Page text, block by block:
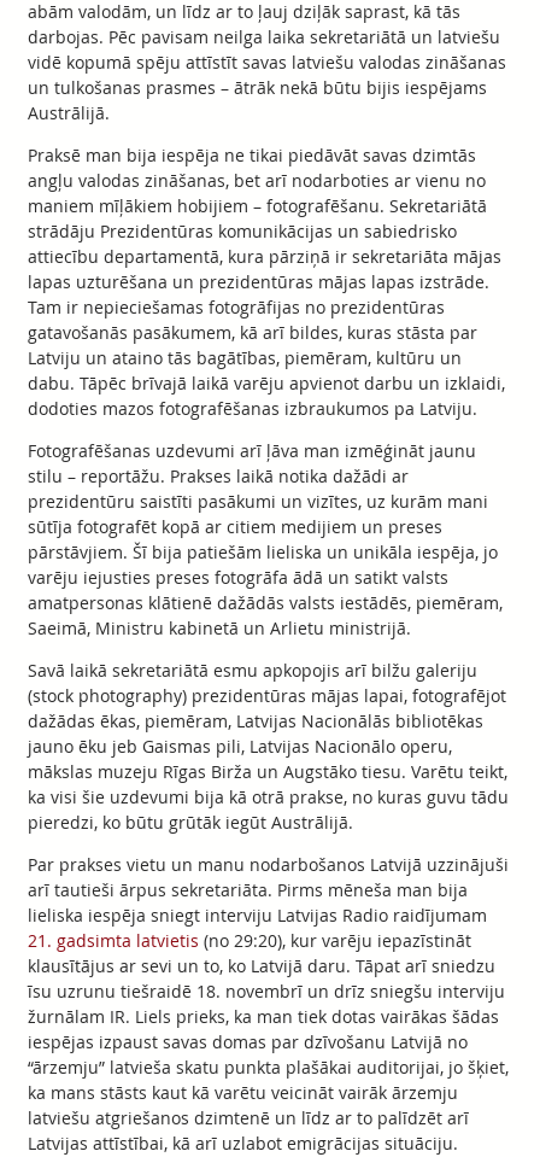
abām valodām, un līdz ar to ļauj dziļāk saprast, kā tās
darbojas. Pēc pavisam neilga laika sekretariātā un latviešu
vidē kopumā spēju attīstīt savas latviešu valodas zināšanas
un tulkošanas prasmes – ātrāk nekā būtu bijis iespējams
Austrālijā.
Praksē man bija iespēja ne tikai piedāvāt savas dzimtās
angļu valodas zināšanas, bet arī nodarboties ar vienu no
maniem mīļākiem hobijiem – fotografēšanu. Sekretariātā
strādāju Prezidentūras komunikācijas un sabiedrisko
attiecību departamentā, kura pārziņā ir sekretariāta mājas
lapas uzturēšana un prezidentūras mājas lapas izstrāde.
Tam ir nepieciešamas fotogrāfijas no prezidentūras
gatavošanās pasākumem, kā arī bildes, kuras stāsta par
Latviju un ataino tās bagātības, piemēram, kultūru un
dabu. Tāpēc brīvajā laikā varēju apvienot darbu un izklaidi,
dodoties mazos fotografēšanas izbraukumos pa Latviju.
Fotografēšanas uzdevumi arī ļāva man izmēģināt jaunu
stilu – reportāžu. Prakses laikā notika dažādi ar
prezidentūru saistīti pasākumi un vizītes, uz kurām mani
sūtīja fotografēt kopā ar citiem medijiem un preses
pārstāvjiem. Šī bija patiešām lieliska un unikāla iespēja, jo
varēju iejusties preses fotogrāfa ādā un satikt valsts
amatpersonas klātienē dažādās valsts iestādēs, piemēram,
Saeimā, Ministru kabinetā un Arlietu ministrijā.
Savā laikā sekretariātā esmu apkopojis arī bilžu galeriju
(stock photography) prezidentūras mājas lapai, fotografējot
dažādas ēkas, piemēram, Latvijas Nacionālās bibliotēkas
jauno ēku jeb Gaismas pili, Latvijas Nacionālo operu,
mākslas muzeju Rīgas Birža un Augstāko tiesu. Varētu teikt,
ka visi šie uzdevumi bija kā otrā prakse, no kuras guvu tādu
pieredzi, ko būtu grūtāk iegūt Austrālijā.
Par prakses vietu un manu nodarbošanos Latvijā uzzinājuši
arī tautieši ārpus sekretariāta. Pirms mēneša man bija
lieliska iespēja sniegt interviju Latvijas Radio raidījumam
21. gadsimta latvietis (no 29:20), kur varēju iepazīstināt
klausītājus ar sevi un to, ko Latvijā daru. Tāpat arī sniedzu
īsu uzrunu tiešraidē 18. novembrī un drīz sniegšu interviju
žurnālam IR. Liels prieks, ka man tiek dotas vairākas šādas
iespējas izpaust savas domas par dzīvošanu Latvijā no
“ārzemju” latvieša skatu punkta plašākai auditorijai, jo šķiet,
ka mans stāsts kaut kā varētu veicināt vairāk ārzemju
latviešu atgriešanos dzimtenē un līdz ar to palīdzēt arī
Latvijas attīstībai, kā arī uzlabot emigrācijas situāciju.